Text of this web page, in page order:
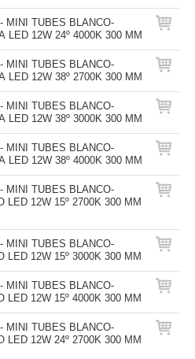
MINI TUBES BLANCO-
LED 12W 24º 4000K 300 MM
MINI TUBES BLANCO-
LED 12W 38º 2700K 300 MM
MINI TUBES BLANCO-
LED 12W 38º 3000K 300 MM
MINI TUBES BLANCO-
LED 12W 38º 4000K 300 MM
MINI TUBES BLANCO-
LED 12W 15º 2700K 300 MM
MINI TUBES BLANCO-
LED 12W 15º 3000K 300 MM
MINI TUBES BLANCO-
LED 12W 15º 4000K 300 MM
MINI TUBES BLANCO-
LED 12W 24º 2700K 300 MM